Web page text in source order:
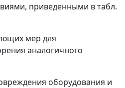
приведенными в табл.
мер для
аналогичного
оборудования и